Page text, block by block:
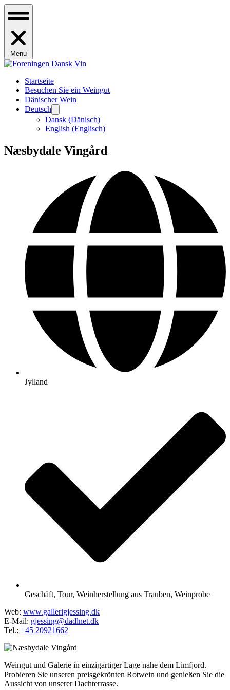
Menu
Startseite
Besuchen Sie ein Weingut
Dänischer Wein
Deutsch
Dansk (Dänisch)
English (Englisch)
Næsbydale Vingård
Jylland
Geschäft, Tour, Weinherstellung aus Trauben, Weinprobe
Web: www.gallerigjessing.dk
E-Mail: gjessing@dadlnet.dk
Tel.: +45 20921662
Weingut und Galerie in einzigartiger Lage nahe dem Limfjord.
Probieren Sie unseren preisgekrönten Rotwein und genießen Sie die
Aussicht von unserer Dachterrasse.